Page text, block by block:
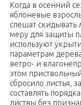
Когда в осенний
яблоневые
спешат скидывать
меру для защиты
используют
параметрам
ветро- и
этом
сбросило листья,
составлять
листвы без